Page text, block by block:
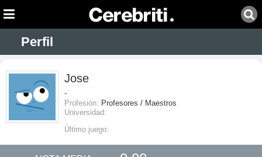
Perfil
Jose
-
Profesión: Profesores / Maestros
Universidad:
Último juego: